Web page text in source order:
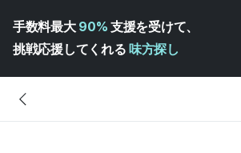
手数料最大 90% 支援を受けて、
挑戦応援してくれる 味方探し